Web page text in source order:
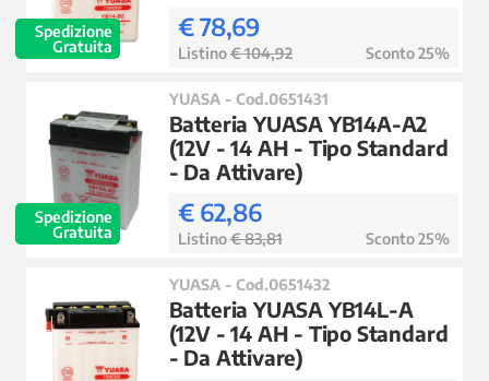
Spedizione
Gratuita
€ 78,69
Listino€ 104,92 Sconto 25%
Spedizione
Gratuita
YUASA - Cod.0651431
Batteria YUASA YB14A-A2
(12V - 14 AH - Tipo Standard
- Da Attivare)
€ 62,86
Listino€ 83,81 Sconto 25%
YUASA - Cod.0651432
Batteria YUASA YB14L-A
(12V - 14 AH - Tipo Standard
- Da Attivare)